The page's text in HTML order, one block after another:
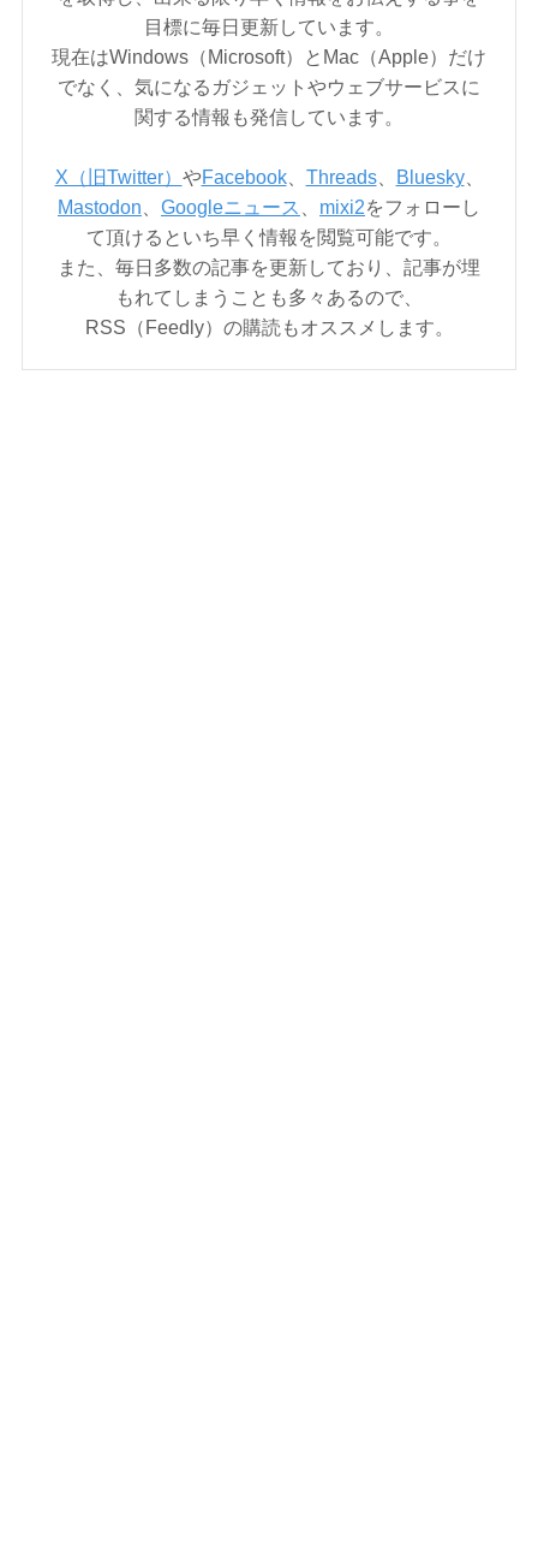
目標に毎日更新しています。
現在はWindows（Microsoft）とMac（Apple）だけ
でなく、気になるガジェットやウェブサービスに
関する情報も発信しています。
X（旧Twitter） やFacebook、 Threads、 Bluesky、
Mastodon
Googleニュース mixi2をフォローし
て頂けるといち早く情報を閲覧可能です。
また、毎日多数の記事を更新しており、記事が埋
もれてしまうことも多々あるので、
RSS（Feedly）の購読もオススメします。